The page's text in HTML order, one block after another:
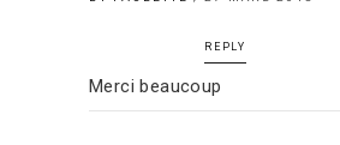
REPLY
Merci beaucoup